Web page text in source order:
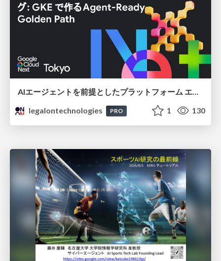
AIエージェントを前提としたプラットフォーム エンジニアリング：GKEで作るAgent-Ready Golden Path
legalontechnologies
PRO 1 130